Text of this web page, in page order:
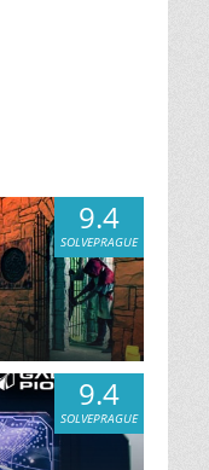
9.4
SOLVEPRAGUE
9.4
SOLVEPRAGUE